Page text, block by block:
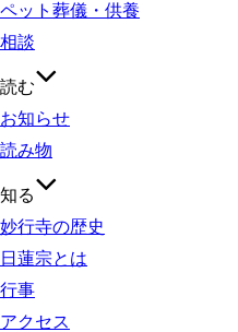
ペット葬儀・供養
相談
読む
お知らせ
読み物
知る
妙行寺の歴史
日蓮宗とは
行事
アクセス